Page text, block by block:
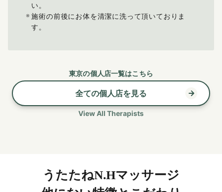
い。
施術の前後にお体を清潔に洗って頂いておりま
す。
東京の個人店一覧はこちら
全ての個人店を見る
View All Therapists
うたたねN.Hマッサージ